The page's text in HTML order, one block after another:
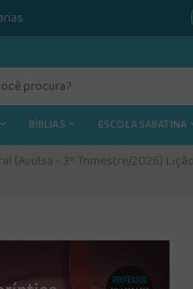
BÍBLIAS ESCOLA SABATINA
(Avulsa - 3º Trimestre/2026)